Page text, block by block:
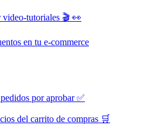
tutoriales 🎬 👀
en tu e-commerce
por aprobar ✅
del carrito de compras 🛒